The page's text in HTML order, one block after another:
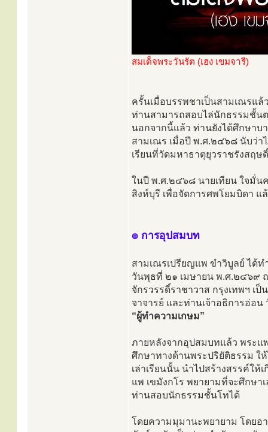
สมเด็จพระวันรัต (เฮง เขมจารี)
ครั้นเมื่อบรรพชาเป็นสามเณรแ
ท่านสามารถสอบไล่นักธรรมชั้น
นอกจากนี้แล้ว ท่านยังได้ศึกษาบ
สามเณร เมื่อปี พ.ศ.๒๔๖๘ นับว่า
เรียนที่วัดมหาธาตุยุวราชรังสฤษ
ในปี พ.ศ.๒๔๖๘ นายเทียน ใจมั่น
สิงห์บุรี เพื่อจัดการศพโยมบิดา แ
๏ การอุปสมบท
สามเณรเปรียญแพ ขำวิบูลย์ ได้
วันพุธที่ ๒๑ เมษายน พ.ศ.๒๔๖๙
จักรวรรดิ์ราชาวาส กรุงเทพฯ เ
จาจารย์ และท่านเจ้าอธิการอ่อ
“ผู้ทำความเกษม”
ภายหลังจากอุปสมบทแล้ว พระแ
ศึกษาทางด้านพระปริยัติธรรม ใ
เล่าเรียนนั้น นำไปสร้างสรรค์ใ
แพ เขมังกโร พยายามที่จะศึกษา
ท่านสอบนักธรรมชั้นโทได้
โดยความมุมานะพยายาม โดยอ